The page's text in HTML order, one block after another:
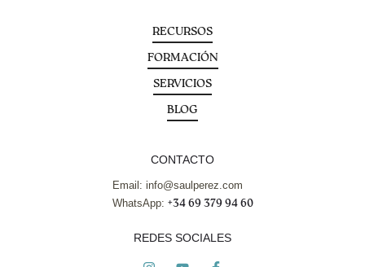
RECURSOS
FORMACIÓN
SERVICIOS
BLOG
CONTACTO
Email: info@saulperez.com
WhatsApp: +34 69 379 94 60
REDES SOCIALES